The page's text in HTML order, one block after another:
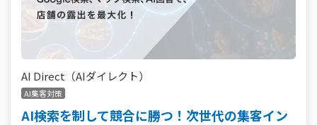
AI Direct（AIダイレクト）
AI集客対策
AI検索を制して競合に勝つ！次世代の集客イン